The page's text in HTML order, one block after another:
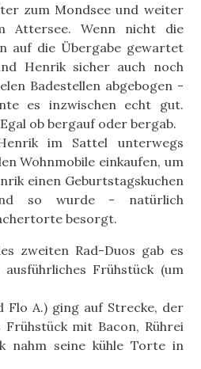
zum Mondsee und weiter
Attersee. Wenn nicht die
auf die Übergabe gewartet
Henrik sicher auch noch
Badestellen abgebogen -
es inzwischen echt gut.
ob bergauf oder bergab.
im Sattel unterwegs
Wohnmobile einkaufen, um
einen Geburtstagskuchen
so wurde - natürlich
besorgt.
zweiten Rad-Duos gab es
Frühstück (um
Flo A.) ging auf Strecke, der
mit Bacon, Rührei
nahm seine kühle Torte in